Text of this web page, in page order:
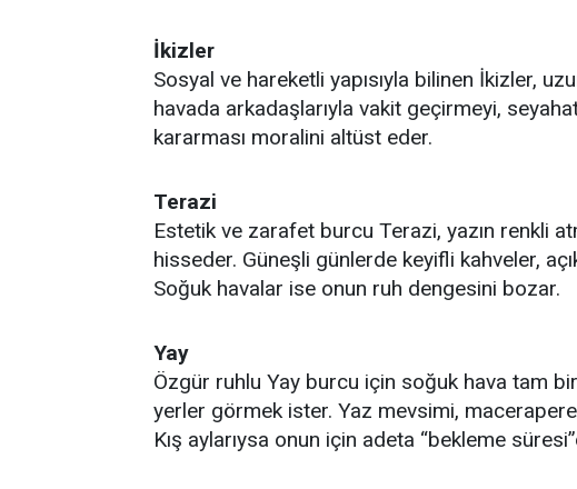
İkizler
Sosyal ve hareketli yapısıyla bilinen İkizler,
havada arkadaşlarıyla vakit geçirmeyi,
kararması moralini altüst eder.
Terazi
Estetik ve zarafet burcu Terazi, yazın renkli
hisseder. Güneşli günlerde keyifli kahveler,
Soğuk havalar ise onun ruh dengesini bozar.
Yay
Özgür ruhlu Yay burcu için soğuk hava tam bir
yerler görmek ister. Yaz mevsimi,
Kış aylarıysa onun için adeta “bekleme